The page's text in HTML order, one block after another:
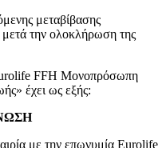
μεταβίβασης
μετά την ολοκλήρωση της
FFH Μονοπρόσωπη
έχει ως εξής:
με την επωνυμία Eurolife